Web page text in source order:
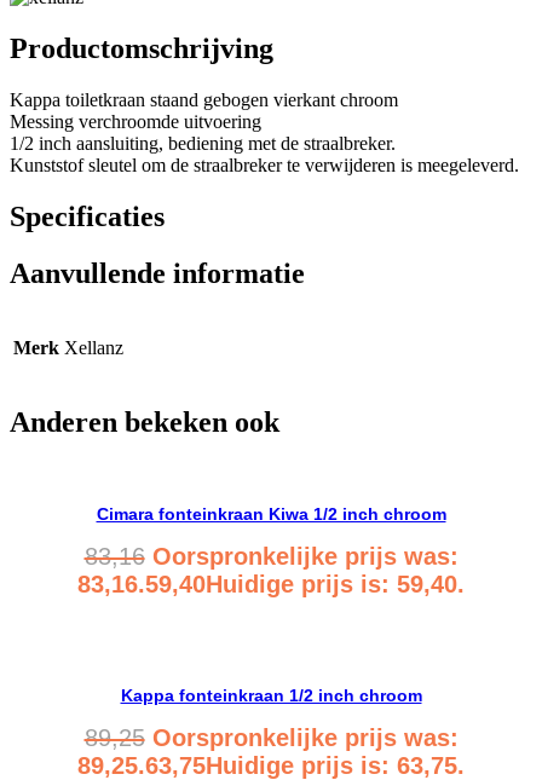
Productomschrijving
Kappa toiletkraan staand gebogen vierkant chroom
Messing verchroomde uitvoering
1/2 inch aansluiting, bediening met de straalbreker.
Kunststof sleutel om de straalbreker te verwijderen is meegeleverd.
Specificaties
Aanvullende informatie
Merk Xellanz
Anderen bekeken ook
Cimara fonteinkraan Kiwa 1/2 inch chroom
83,16 Oorspronkelijke prijs was:
83,16.59,40Huidige prijs is: 59,40.
Kappa fonteinkraan 1/2 inch chroom
89,25 Oorspronkelijke prijs was:
89,25.63,75Huidige prijs is: 63,75.